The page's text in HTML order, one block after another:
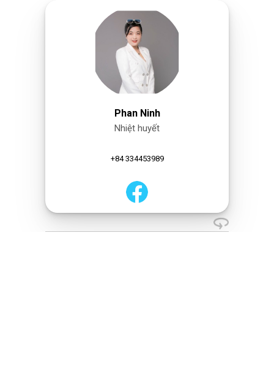
Phan Ninh
Nhiệt huyết
+84 334453989